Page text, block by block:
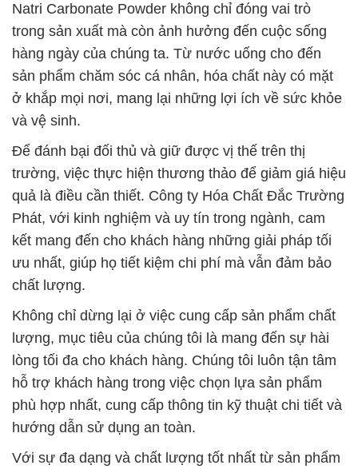
Natri Carbonate Powder không chỉ đóng vai trò
trong sản xuất mà còn ảnh hưởng đến cuộc sống
hàng ngày của chúng ta. Từ nước uống cho đến
sản phẩm chăm sóc cá nhân, hóa chất này có mặt
ở khắp mọi nơi, mang lại những lợi ích về sức khỏe
và vệ sinh.
Để đánh bại đối thủ và giữ được vị thế trên thị
trường, việc thực hiện thương thảo để giảm giá hiệu
quả là điều cần thiết. Công ty Hóa Chất Đắc Trường
Phát, với kinh nghiệm và uy tín trong ngành, cam
kết mang đến cho khách hàng những giải pháp tối
ưu nhất, giúp họ tiết kiệm chi phí mà vẫn đảm bảo
chất lượng.
Không chỉ dừng lại ở việc cung cấp sản phẩm chất
lượng, mục tiêu của chúng tôi là mang đến sự hài
lòng tối đa cho khách hàng. Chúng tôi luôn tận tâm
hỗ trợ khách hàng trong việc chọn lựa sản phẩm
phù hợp nhất, cung cấp thông tin kỹ thuật chi tiết và
hướng dẫn sử dụng an toàn.
Với sự đa dạng và chất lượng tốt nhất từ sản phẩm